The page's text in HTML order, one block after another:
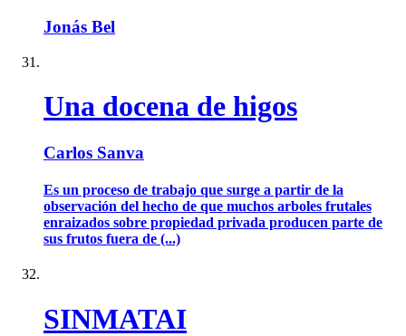
Jonás Bel
Una docena de higos
Carlos Sanva
Es un proceso de trabajo que surge a partir de la
observación del hecho de que muchos arboles frutales
enraizados sobre propiedad privada producen parte de
sus frutos fuera de (...)
SINMATAI